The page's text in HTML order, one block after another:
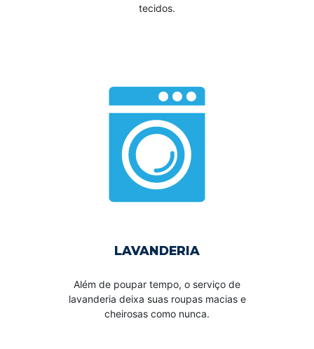
tecidos.
LAVANDERIA
Além de poupar tempo, o serviço de
lavanderia deixa suas roupas macias e
cheirosas como nunca.